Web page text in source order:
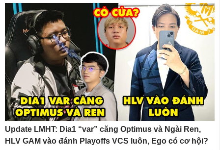
Update LMHT: Dia1 “var” căng Optimus và Ngài Ren,
HLV GAM vào đánh Playoffs VCS luôn, Ego có cơ hội?